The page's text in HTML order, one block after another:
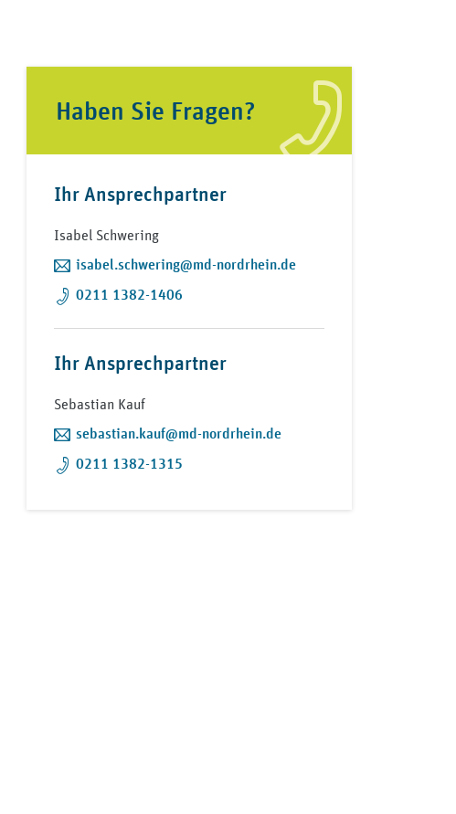
Haben Sie Fragen?
Ihr Ansprechpartner
Isabel Schwering
isabel.schwering@md-nordrhein.de
0211 1382-1406
Ihr Ansprechpartner
Sebastian Kauf
sebastian.kauf@md-nordrhein.de
0211 1382-1315